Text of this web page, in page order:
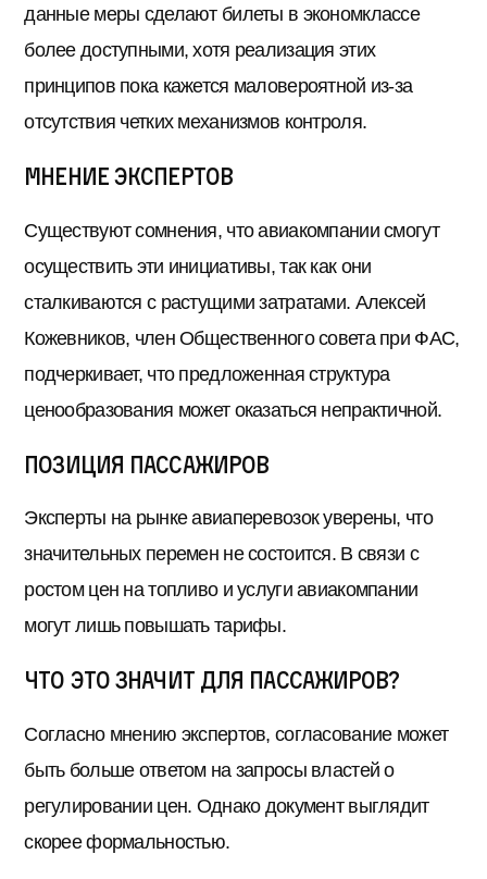
данные меры сделают билеты в экономклассе
более доступными, хотя реализация этих
принципов пока кажется маловероятной из-за
отсутствия четких механизмов контроля.
Мнение экспертов
Существуют сомнения, что авиакомпании смогут
осуществить эти инициативы, так как они
сталкиваются с растущими затратами. Алексей
Кожевников, член Общественного совета при ФАС,
подчеркивает, что предложенная структура
ценообразования может оказаться непрактичной.
Позиция пассажиров
Эксперты на рынке авиаперевозок уверены, что
значительных перемен не состоится. В связи с
ростом цен на топливо и услуги авиакомпании
могут лишь повышать тарифы.
Что это значит для пассажиров?
Согласно мнению экспертов, согласование может
быть больше ответом на запросы властей о
регулировании цен. Однако документ выглядит
скорее формальностью.